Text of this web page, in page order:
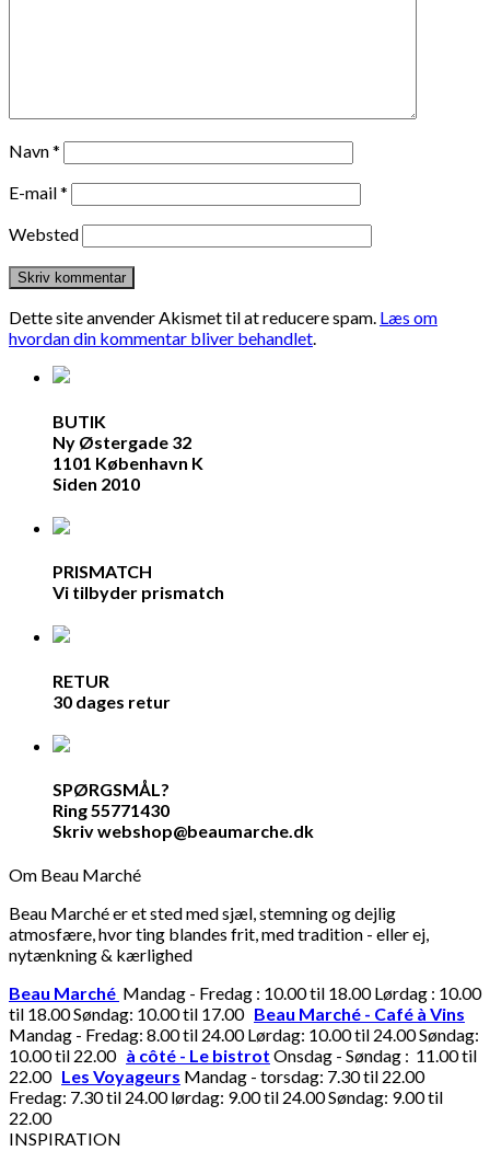
Navn*
E-mail*
Websted
Dette site anvender Akismet til at reducere spam. Læs om
hvordan din kommentar bliver behandlet.
BUTIK
Ny Østergade 32
1101 København K
Siden 2010
PRISMATCH
Vi tilbyder prismatch
RETUR
30 dages retur
SPØRGSMÅL?
Ring 55771430
Skriv webshop@beaumarche.dk
Om Beau Marché
Beau Marché er et sted med sjæl, stemning og dejlig
atmosfære, hvor ting blandes frit, med tradition - eller ej,
nytænkning & kærlighed
Beau Marché Mandag - Fredag : 10.00 til 18.00 Lørdag : 10.00
til 18.00 Søndag: 10.00 til 17.00 Beau Marché - Café à Vins
Mandag - Fredag: 8.00 til 24.00 Lørdag: 10.00 til 24.00 Søndag:
10.00 til 22.00 à côté - Le bistrot Onsdag - Søndag : 11.00 til
22.00 Les Voyageurs Mandag - torsdag: 7.30 til 22.00
Fredag: 7.30 til 24.00 lørdag: 9.00 til 24.00 Søndag: 9.00 til
22.00
INSPIRATION